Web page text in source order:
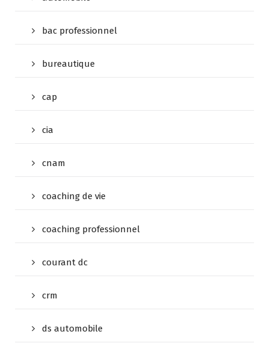
bac professionnel
bureautique
cap
cia
cnam
coaching de vie
coaching professionnel
courant dc
crm
ds automobile